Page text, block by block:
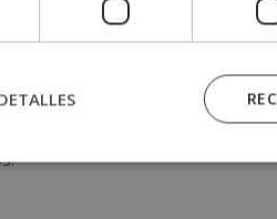
El bronce con agua y
un truco casero, con
fluir tu lado más creativo y